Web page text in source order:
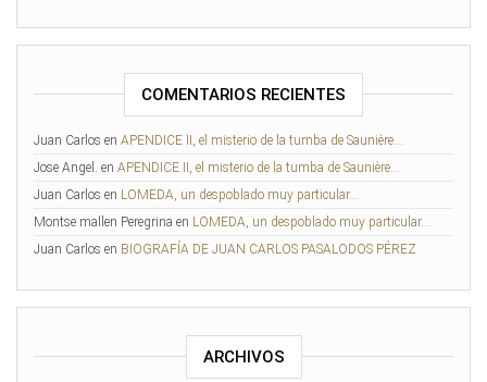
COMENTARIOS RECIENTES
Juan Carlos en APENDICE II, el misterio de la tumba de Saunière…
Jose Angel. en APENDICE II, el misterio de la tumba de Saunière…
Juan Carlos en LOMEDA, un despoblado muy particular…
Montse mallen Peregrina en LOMEDA, un despoblado muy particular…
Juan Carlos en BIOGRAFÍA DE JUAN CARLOS PASALODOS PÉREZ
ARCHIVOS